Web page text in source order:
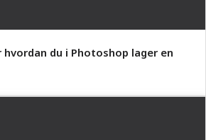
hvordan du i Photoshop lager en